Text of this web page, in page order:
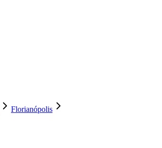
Florianópolis